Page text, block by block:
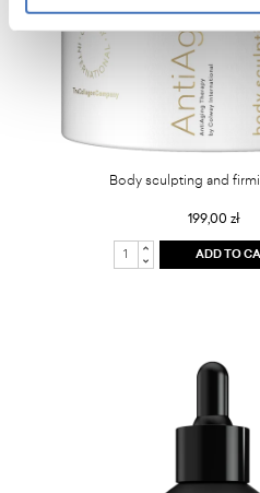
Body sculpting and
199,00 zł
ADD TO